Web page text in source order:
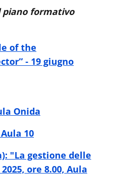
piano formativo
of the
- 19 giugno
Onida
10
"La gestione delle
ore 8.00, Aula